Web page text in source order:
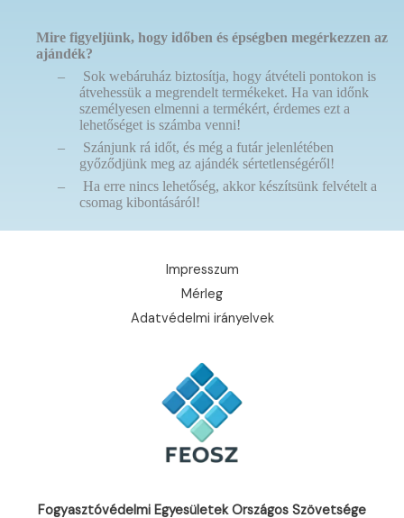
Mire figyeljünk, hogy időben és épségben megérkezzen az
ajándék?
–
Sok webáruház biztosítja, hogy átvételi pontokon is
átvehessük a megrendelt termékeket. Ha van időnk
személyesen elmenni a termékért, érdemes ezt a
lehetőséget is számba venni!
–
Szánjunk rá időt, és még a futár jelenlétében
győződjünk meg az ajándék sértetlenségéről!
–
Ha erre nincs lehetőség, akkor készítsünk felvételt a
csomag kibontásáról!
Impresszum
Mérleg
Adatvédelmi irányelvek
Fogyasztóvédelmi Egyesületek Országos Szövetsége